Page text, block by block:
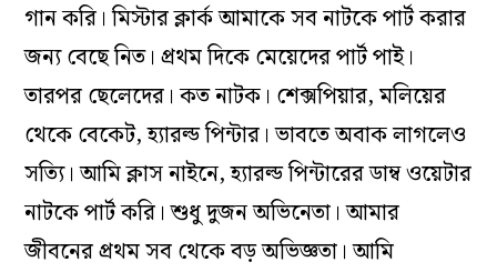
গান করি। মিস্টার ক্লার্ক আমাকে সব নাটকে পার্ট করার
জন্য বেছে নিত। প্রথম দিকে মেয়েদের পার্ট পাই।
তারপর ছেলেদের। কত নাটক। শেক্সপিয়ার, মলিয়ের
থেকে বেকেট, হ্যারল্ড পিন্টার। ভাবতে অবাক লাগলেও
সত্যি। আমি ক্লাস নাইনে, হ্যারল্ড পিন্টারের ডাম্ব ওয়েটার
নাটকে পার্ট করি। শুধু দুজন অভিনেতা। আমার
জীবনের প্রথম সব থেকে বড় অভিজ্ঞতা। আমি